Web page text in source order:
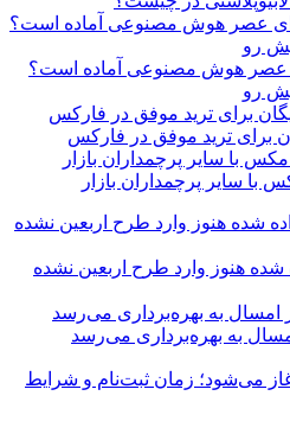
عصر هوش مصنوعی آماده است؟
رو
شده هنوز وارد طرح اربعین نشده
به بهره‌برداری می‌رسد
می‌شود؛ زمان ثبت‌نام و شرایط